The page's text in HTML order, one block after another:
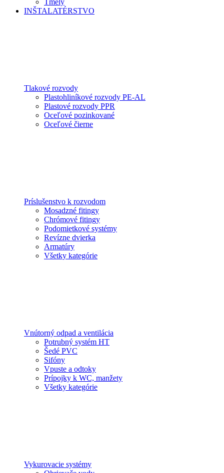
Tmely
INŠTALATÉRSTVO
Tlakové rozvody
Plastohliníkové rozvody PE-AL
Plastové rozvody PPR
Oceľové pozinkované
Oceľové čierne
Príslušenstvo k rozvodom
Mosadzné fitingy
Chrómové fitingy
Podomietkové systémy
Revízne dvierka
Armatúry
Všetky kategórie
Vnútorný odpad a ventilácia
Potrubný systém HT
Šedé PVC
Sifóny
Vpuste a odtoky
Prípojky k WC, manžety
Všetky kategórie
Vykurovacie systémy